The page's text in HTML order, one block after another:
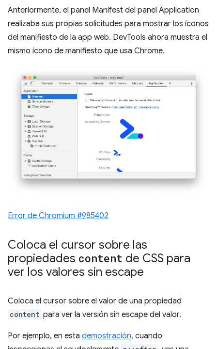
Anteriormente, el panel Manifest del panel Application
realizaba sus propias solicitudes para mostrar los íconos
del manifiesto de la app web. DevTools ahora muestra el
mismo ícono de manifiesto que usa Chrome.
Error de Chromium #985402
Coloca el cursor sobre las
propiedades content de CSS para
ver los valores sin escape
Coloca el cursor sobre el valor de una propiedad
content para ver la versión sin escape del valor.
Por ejemplo, en esta demostración, cuando